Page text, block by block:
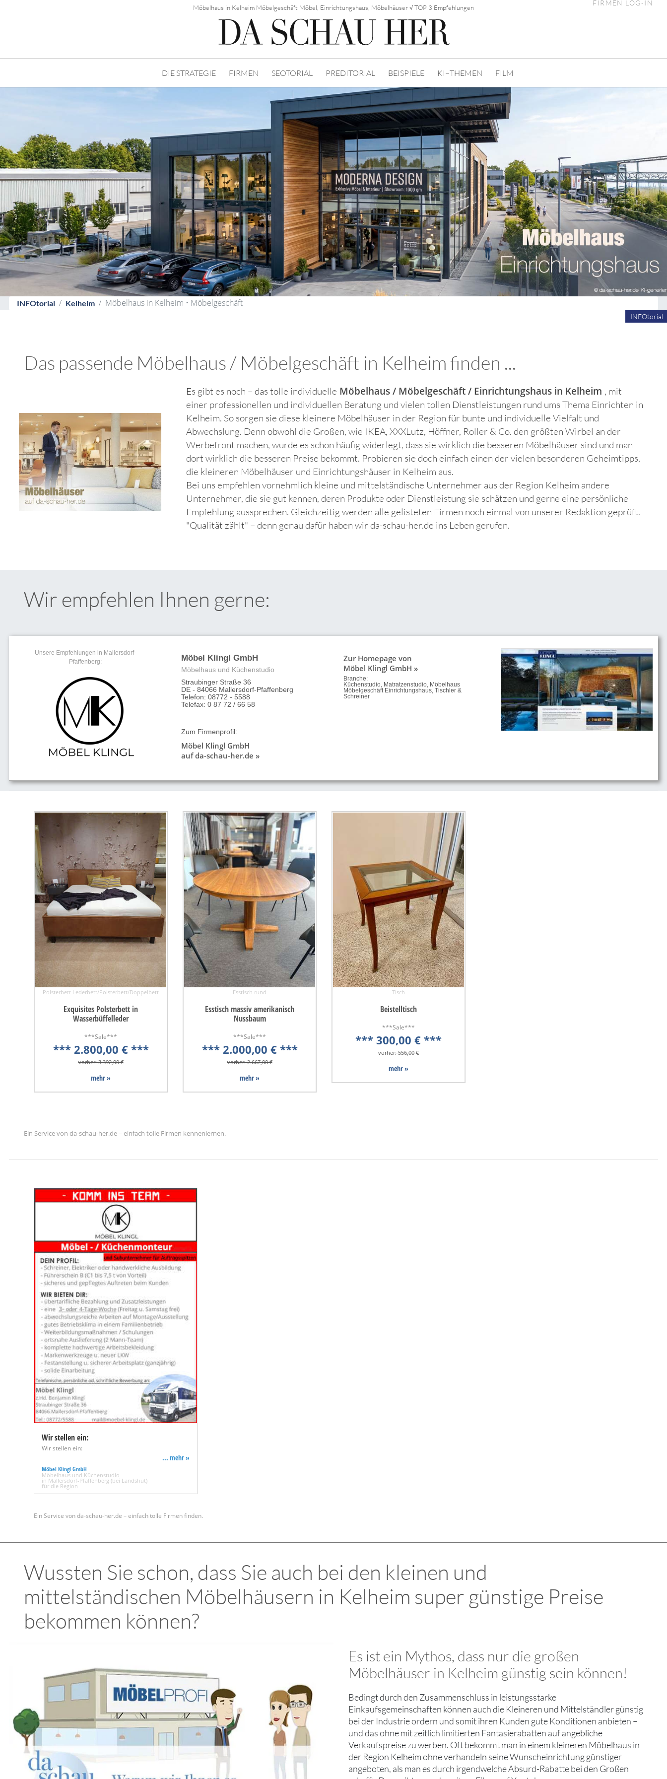
Möbelhaus in Kelheim Möbelgeschäft Möbel, Einrichtungshaus, Möbelhäuser √ TOP 3 Empfehlungen
FIRMEN LOG-IN
DIE STRATEGIE FIRMEN SEOTORIAL PREDITORIAL BEISPIELE KI−THEMEN FILM
INFOtorial Kelheim Möbelhaus in Kelheim • Möbelgeschäft
INFOtorial
Das passende Möbelhaus / Möbelgeschäft in Kelheim finden ...
Es gibt es noch – das tolle individuelle Möbelhaus / Möbelgeschäft / Einrichtungshaus in Kelheim , mit
einer professionellen und individuellen Beratung und vielen tollen Dienstleistungen rund ums Thema Einrichten in
Kelheim. So sorgen sie diese kleinere Möbelhäuser in der Region für bunte und individuelle Vielfalt und
Abwechslung. Denn obwohl die Großen, wie IKEA, XXXLutz, Höffner, Roller & Co. den größten Wirbel an der
Werbefront machen, wurde es schon häufig widerlegt, dass sie wirklich die besseren Möbelhäuser sind und man
dort wirklich die besseren Preise bekommt. Probieren sie doch einfach einen der vielen besonderen Geheimtipps,
die kleineren Möbelhäuser und Einrichtungshäuser in Kelheim aus.
Bei uns empfehlen vornehmlich kleine und mittelständische Unternehmer aus der Region Kelheim andere
Unternehmer, die sie gut kennen, deren Produkte oder Dienstleistung sie schätzen und gerne eine persönliche
Empfehlung aussprechen. Gleichzeitig werden alle gelisteten Firmen noch einmal von unserer Redaktion geprüft.
"Qualität zählt" – denn genau dafür haben wir da-schau-her.de ins Leben gerufen.
Wir empfehlen Ihnen gerne:
Unsere Empfehlungen in Mallersdorf-
Pfaffenberg:
Möbel Klingl GmbH
Möbelhaus und Küchenstudio
Straubinger Straße 36
DE - 84066 Mallersdorf-Pfaffenberg
Telefon: 08772 - 5588
Telefax: 0 87 72 / 66 58
Zum Firmenprofil:
Möbel Klingl GmbH
auf da-schau-her.de »
Zur Homepage von
Möbel Klingl GmbH »
Branche:
Küchenstudio, Matratzenstudio, Möbelhaus
Möbelgeschäft Einrichtungshaus, Tischler &
Schreiner
Polsterbett Lederbett/Polsterbett/Doppelbett
Exquisites Polsterbett in
Wasserbüffelleder
***Sale***
*** 2.800,00 € ***
vorher: 3.392,00 €
mehr »
Esstisch rund
Esstisch massiv amerikanisch
Nussbaum
***Sale***
*** 2.000,00 € ***
vorher: 2.667,00 €
mehr »
Tisch
Beistelltisch
***Sale***
*** 300,00 € ***
vorher: 556,00 €
mehr »
Ein Service von da-schau-her.de – einfach tolle Firmen kennenlernen.
Wir stellen ein:
Wir stellen ein:
... mehr »
Möbel Klingl GmbH
Möbelhaus und Küchenstudio
in Mallersdorf-Pfaffenberg (bei Landshut)
für die Region
Ein Service von da-schau-her.de – einfach tolle Firmen finden.
Wussten Sie schon, dass Sie auch bei den kleinen und
mittelständischen Möbelhäusern in Kelheim super günstige Preise
bekommen können?
Es ist ein Mythos, dass nur die großen
Möbelhäuser in Kelheim günstig sein können!
Bedingt durch den Zusammenschluss in leistungsstarke
Einkaufsgemeinschaften können auch die Kleineren und Mittelständler günstig
bei der Industrie ordern und somit ihren Kunden gute Konditionen anbieten –
und das ohne mit zeitlich limitierten Fantasierabatten auf angebliche
Verkaufspreise zu werben. Oft bekommt man in einem kleineren Möbelhaus in
der Region Kelheim ohne verhandeln seine Wunscheinrichtung günstiger
angeboten, als man es durch irgendwelche Absurd-Rabatte bei den Großen